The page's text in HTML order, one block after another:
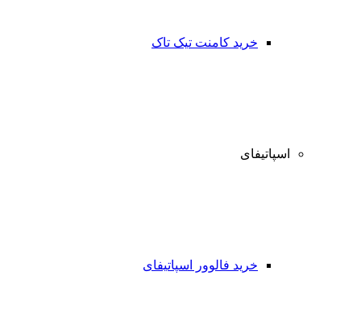
خرید کامنت تیک تاک
اسپاتیفای
خرید فالوور اسپاتیفای